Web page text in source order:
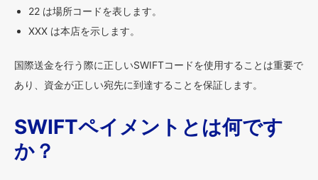
22 は場所コードを表します。
XXX は本店を示します。
国際送金を行う際に正しいSWIFTコードを使用することは重要で
あり、資金が正しい宛先に到達することを保証します。
SWIFTペイメントとは何です
か？